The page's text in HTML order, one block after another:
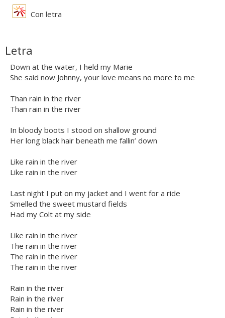
Con letra
Letra
Down at the water, I held my Marie
She said now Johnny, your love means no more to me
Than rain in the river
Than rain in the river
In bloody boots I stood on shallow ground
Her long black hair beneath me fallin’ down
Like rain in the river
Like rain in the river
Last night I put on my jacket and I went for a ride
Smelled the sweet mustard fields
Had my Colt at my side
Like rain in the river
The rain in the river
The rain in the river
The rain in the river
Rain in the river
Rain in the river
Rain in the river